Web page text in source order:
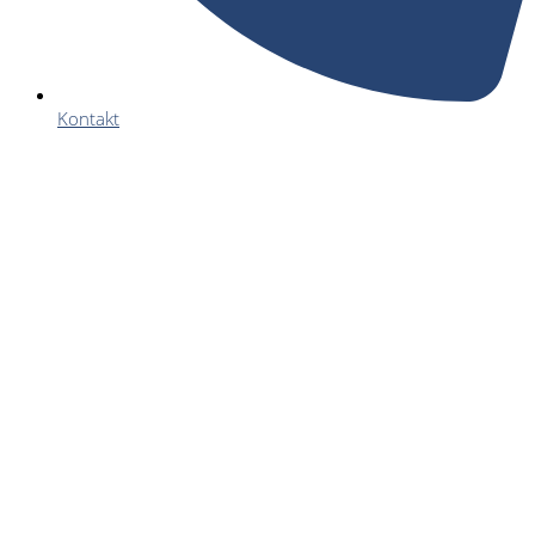
Kontakt